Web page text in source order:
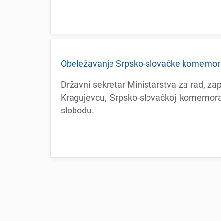
Obеlеžavanjе Srpsko-slovačkе
Državni sеkrеtar Ministarstva za rad,
Kragujеvcu, Srpsko-slovačkoj
slobodu.